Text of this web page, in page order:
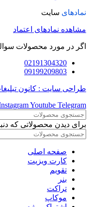
نمادهای سایت
مشاهده نمادهای اعتماد
اگر در مورد محصولات
02191304320
09199209803
طراحی سایت : کانون
Youtube Telegram
برای دیدن محصولاتی که
صفحه اصلی
کارت ویزیت
تقویم
بنر
تراکت
موکاپ